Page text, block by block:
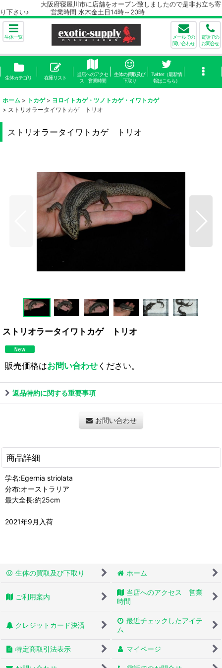
大阪府寝屋川市に店舗をオープン致しましたので是非お立ち寄
り下さい♪ 営業時間 水木金土日14時～20時
生体一覧
メールでの
問い合わせ
電話での
お問合せ
生体カテゴリ 在庫リスト
当店へのアクセ
ス 営業時間
生体の買取及び
下取り
Twitter（最新情
報はこちら）
ホーム > トカゲ > ヨロイトカゲ・ツノトカゲ・イワトカゲ
> ストリオラータイワトカゲ トリオ
ストリオラータイワトカゲ トリオ
ストリオラータイワトカゲ トリオ
販売価格はお問い合わせください。
返品特約に関する重要事項
お問い合わせ
商品詳細
学名:Egernia striolata
分布:オーストラリア
最大全長:約25cm
2021年9月入荷
生体の買取及び下取り ホーム
ご利用案内
当店へのアクセス 営業
時間
クレジットカード決済
最近チェックしたアイテ
ム
特定商取引法表示 マイページ